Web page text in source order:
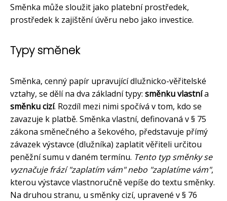
Směnka může sloužit jako platební prostředek,
prostředek k zajištění úvěru nebo jako investice.
Typy směnek
Směnka, cenný papír upravující dlužnicko-věřitelské
vztahy, se dělí na dva základní typy: směnku vlastnía
směnku cizí. Rozdíl mezi nimi spočívá v tom, kdo se
zavazuje k platbě. Směnka vlastní, definovaná v § 75
zákona směnečného a šekového, představuje přímý
závazek výstavce (dlužníka) zaplatit věřiteli určitou
peněžní sumu v daném termínu. Tento typ směnky se
vyznačuje frází "zaplatím vám" nebo "zaplatíme vám",
kterou výstavce vlastnoručně vepíše do textu směnky.
Na druhou stranu, u směnky cizí, upravené v § 76